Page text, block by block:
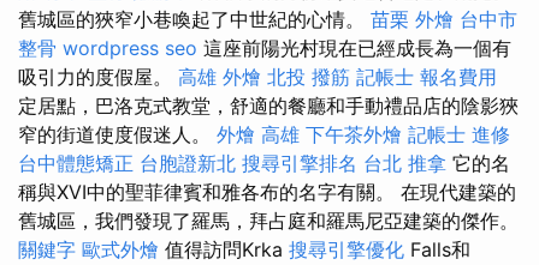
舊城區的狹窄小巷喚起了中世紀的心情。 苗栗 外燴 台中市
整骨 wordpress seo 這座前陽光村現在已經成長為一個有
吸引力的度假屋。 高雄 外燴 北投 撥筋 記帳士 報名費用
定居點，巴洛克式教堂，舒適的餐廳和手動禮品店的陰影狹
窄的街道使度假迷人。 外燴 高雄 下午茶外燴 記帳士 進修
台中體態矯正 台胞證新北 搜尋引擎排名 台北 推拿 它的名
稱與XVI中的聖菲律賓和雅各布的名字有關。 在現代建築的
舊城區，我們發現了羅馬，拜占庭和羅馬尼亞建築的傑作。
關鍵字 歐式外燴 值得訪問Krka 搜尋引擎優化 Falls和